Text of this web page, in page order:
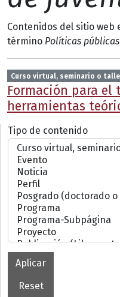
Contenidos del sitio web
término Políticas
Curso virtual, seminario o
Formación para el
herramientas
Tipo de contenido